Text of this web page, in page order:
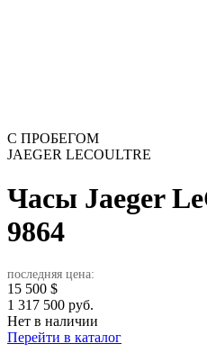
С ПРОБЕГОМ
JAEGER LECOULTRE
Часы Jaeger
9864
последняя цена:
15 500 $
1 317 500 руб.
Нет в наличии
Перейти в каталог